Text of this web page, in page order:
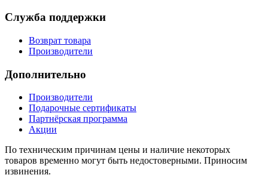
Служба поддержки
Возврат товара
Производители
Дополнительно
Производители
Подарочные сертификаты
Партнёрская программа
Акции
По техническим причинам цены и наличие некоторых
товаров временно могут быть недостоверными. Приносим
извинения.